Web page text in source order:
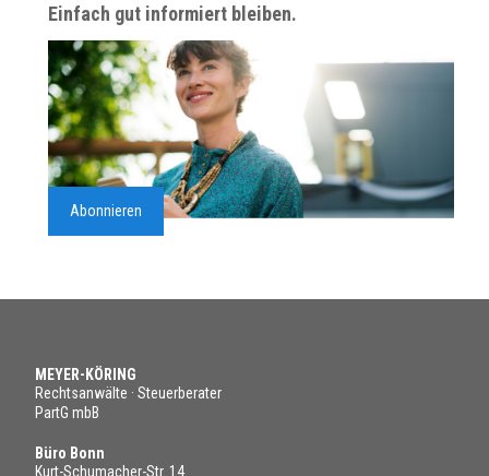
Einfach gut informiert bleiben.
Abonnieren
MEYER-KÖRING
Rechtsanwälte · Steuerberater
PartG mbB
Büro Bonn
Kurt-Schumacher-Str. 14